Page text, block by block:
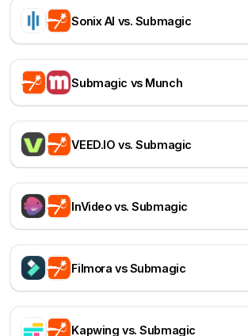
Sonix AI vs. Submagic
Submagic vs Munch
VEED.IO vs. Submagic
InVideo vs. Submagic
Filmora vs Submagic
Kapwing vs. Submagic